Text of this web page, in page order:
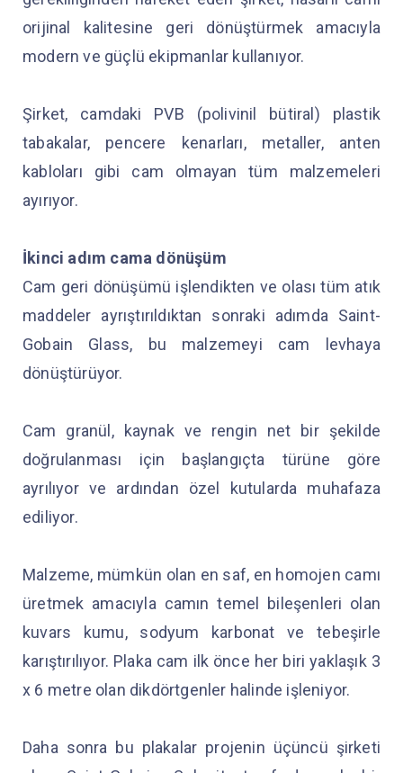
orijinal kalitesine geri dönüştürmek amacıyla
modern ve güçlü ekipmanlar kullanıyor.
Şirket, camdaki PVB (polivinil bütiral) plastik
tabakalar, pencere kenarları, metaller, anten
kabloları gibi cam olmayan tüm malzemeleri
ayırıyor.
İkinci adım cama dönüşüm
Cam geri dönüşümü işlendikten ve olası tüm atık
maddeler ayrıştırıldıktan sonraki adımda Saint-
Gobain Glass, bu malzemeyi cam levhaya
dönüştürüyor.
Cam granül, kaynak ve rengin net bir şekilde
doğrulanması için başlangıçta türüne göre
ayrılıyor ve ardından özel kutularda muhafaza
ediliyor.
Malzeme, mümkün olan en saf, en homojen camı
üretmek amacıyla camın temel bileşenleri olan
kuvars kumu, sodyum karbonat ve tebeşirle
karıştırılıyor. Plaka cam ilk önce her biri yaklaşık 3
x 6 metre olan dikdörtgenler halinde işleniyor.
Daha sonra bu plakalar projenin üçüncü şirketi